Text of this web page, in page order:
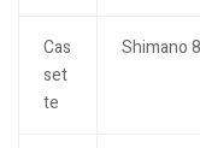
Cas
set
te
Shimano